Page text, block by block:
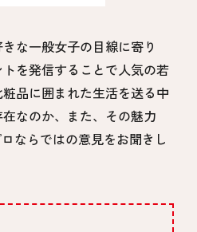
な一般女子の目線に寄り
を発信することで人気の若
品に囲まれた生活を送る中
なのか、また、その魅力
ならではの意見をお聞きし